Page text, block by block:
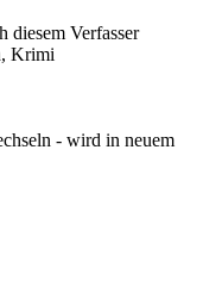
diesem Verfasser
Krimi
- wird in neuem